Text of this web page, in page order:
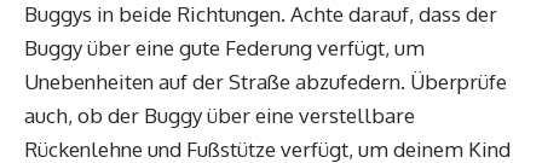
Buggys in beide Richtungen. Achte darauf, dass der
Buggy über eine gute Federung verfügt, um
Unebenheiten auf der Straße abzufedern. Überprüfe
auch, ob der Buggy über eine verstellbare
Rückenlehne und Fußstütze verfügt, um deinem Kind